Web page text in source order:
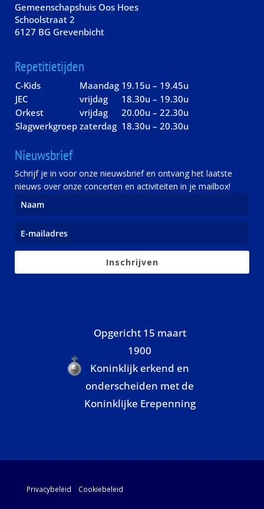
Gemeenschapshuis Oos Hoes
Schoolstraat 2
6127 BG Grevenbicht
Repetitietijden
C-Kids Maandag 19.15u – 19.45u
JEC
vrijdag
18.30u – 19.30u
Orkest
vrijdag
20.00u – 22.30u
Slagwerkgroep zaterdag 18.30u – 20.30u
Nieuwsbrief
Schrijf je in voor onze nieuwsbrief en ontvang het laatste
nieuws over onze concerten en activiteiten in je mailbox!
Inschrijven
Opgericht 15 maart
1900
Koninklijk erkend en
onderscheiden met de
Koninklijke Erepenning
Privacybeleid Cookiebeleid